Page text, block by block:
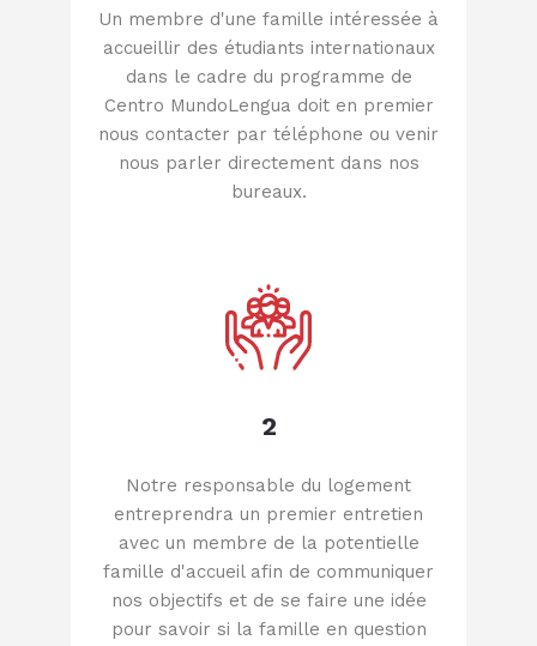
Un membre d'une famille intéressée à
accueillir des étudiants internationaux
dans le cadre du programme de
Centro MundoLengua doit en premier
nous contacter par téléphone ou venir
nous parler directement dans nos
bureaux.
2
Notre responsable du logement
entreprendra un premier entretien
avec un membre de la potentielle
famille d'accueil afin de communiquer
nos objectifs et de se faire une idée
pour savoir si la famille en question